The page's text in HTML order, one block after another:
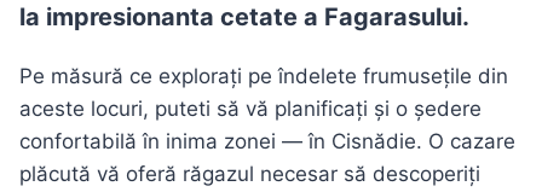
la impresionanta cetate a Fagarasului.
Pe măsură ce explorați pe îndelete frumusețile din
aceste locuri, puteti să vă planificați și o ședere
confortabilă în inima zonei — în Cisnădie. O cazare
plăcută vă oferă răgazul necesar să descoperiți